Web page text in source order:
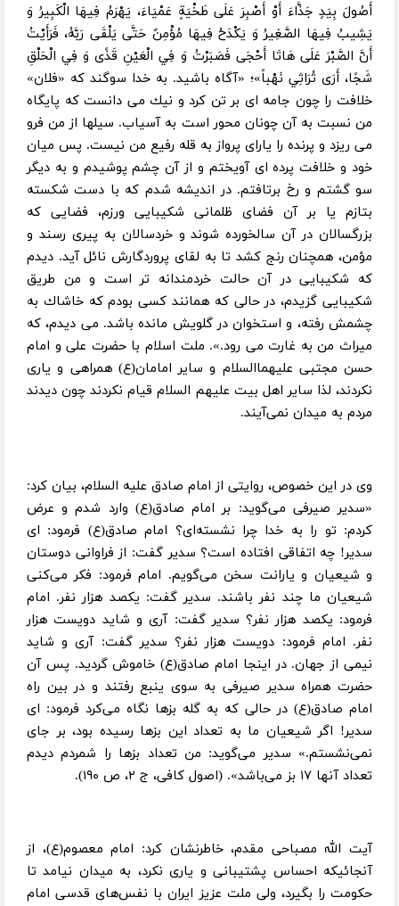
أَصُولَ بِيَدٍ جَذَّاءَ أَوْ أَصْبِرَ عَلَى طَخْيَةٍ عَمْيَاءَ، يَهْرَمُ فِيهَا الْكَبِيرُ وَ
يَشِيبُ فِيهَا الصَّغِيرُ وَ يَكْدَحُ فِيهَا مُؤْمِنٌ حَتَّى يَلْقَى رَبَّهُ، فَرَأَيْتُ
أَنَّ الصَّبْرَ عَلَى هَاتَا أَحْجَى فَصَبَرْتُ وَ فِي الْعَيْنِ قَذًى وَ فِي الْحَلْقِ
شَجًا، أَرَى تُرَاثِي نَهْباً»؛ «آگاه باشيد. به خدا سوگند كه «فلان»
خلافت را چون جامه اى بر تن كرد و نيك مى دانست كه پايگاه
من نسبت به آن چونان محور است به آسياب. سيلها از من فرو
مى ريزد و پرنده را ياراى پرواز به قله رفيع من نيست. پس ميان
خود و خلافت پرده اى آويختم و از آن چشم پوشيدم و به ديگر
سو گشتم و رخ برتافتم. در انديشه شدم كه با دست شكسته
بتازم يا بر آن فضاى ظلمانى شكيبايى ورزم، فضايى كه
بزرگسالان در آن سالخورده شوند و خردسالان به پيرى رسند و
مؤمن، همچنان رنج كشد تا به لقاى پروردگارش نائل آيد. ديدم
كه شكيبايى در آن حالت خردمندانه تر است و من طريق
شكيبايى گزيدم، در حالى كه همانند كسى بودم كه خاشاك به
چشمش رفته، و استخوان در گلويش مانده باشد. مى ديدم، كه
ميراث من به غارت مى رود.». ملت اسلام با حضرت علی و امام
حسن مجتبی علیهماالسلام و سایر امامان(ع) همراهی و یاری
نکردند، لذا سایر اهل بیت علیهم السلام قیام نکردند چون دیدند
مردم به میدان نمی‌آیند.
وی در این خصوص، روایتی از امام صادق علیه السلام، بیان کرد:
«سدیر صیرفی می‌گوید: بر امام صادق(ع) وارد شدم و عرض
کردم: تو را به خدا چرا نشسته‌ای؟ امام صادق(ع) فرمود: ای
سدیر! چه اتفاقی افتاده است؟ سدیر گفت: از فراوانی دوستان
و شیعیان و یارانت سخن می‌گویم. امام فرمود: فکر می‌کنی
شیعیان ما چند نفر باشند. سدیر گفت: یکصد هزار نفر. امام
فرمود: یکصد هزار نفر؟ سدیر گفت: آری و شاید دویست هزار
نفر. امام فرمود: دویست هزار نفر؟ سدیر گفت: آری و شاید
نیمی از جهان. در اینجا امام صادق(ع) خاموش گردید. پس آن
حضرت همراه سدیر صیرفی به سوی ینبع رفتند و در بین راه
امام صادق(ع) در حالی که به گله بزها نگاه می‌کرد فرمود: ای
سدیر! اگر شیعیان ما به تعداد این بزها رسیده بود، بر جای
نمی‌نشستم.» سدیر می‌گوید: من تعداد بزها را شمردم دیدم
تعداد آنها ۱۷ بز می‌باشد». (اصول کافی، ج ۲، ص ۱۹۰).
آیت الله مصباحی مقدم، خاطرنشان کرد: امام معصوم(ع)، از
آنجائیکه احساس پشتیبانی و یاری نکرد، به میدان نیامد تا
حکومت را بگیرد، ولی ملت عزیز ایران با نفس‌های قدسی امام